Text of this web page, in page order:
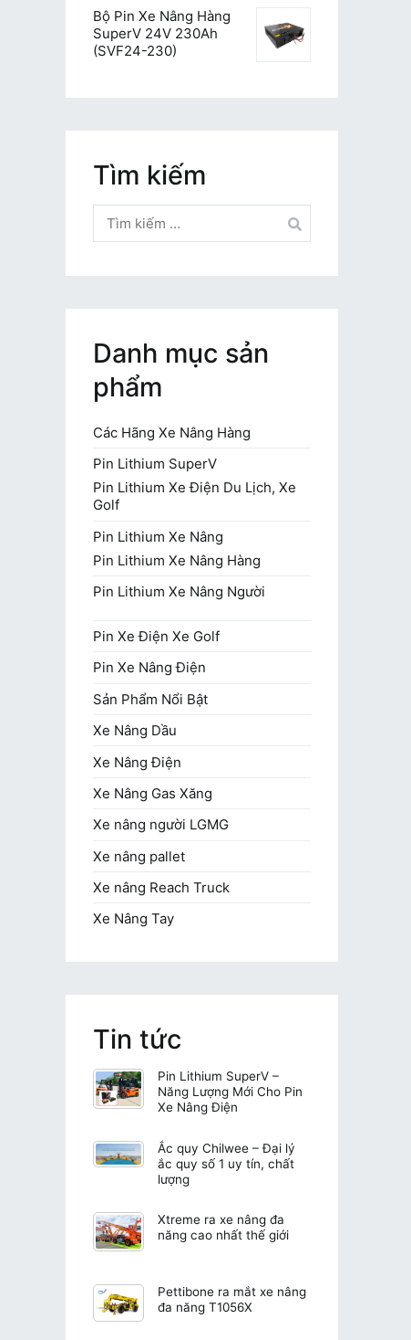
Bộ Pin Xe Nâng Hàng
SuperV 24V 230Ah
(SVF24-230)
Tìm kiếm
kiếm
cho:
Danh mục sản
phẩm
Các Hãng Xe Nâng Hàng
Pin Lithium SuperV
Pin Lithium Xe Điện Du Lịch, Xe
Golf
Pin Lithium Xe Nâng
Pin Lithium Xe Nâng Hàng
Pin Lithium Xe Nâng Người
Pin Xe Điện Xe Golf
Pin Xe Nâng Điện
Sản Phẩm Nổi Bật
Xe Nâng Dầu
Xe Nâng Điện
Xe Nâng Gas Xăng
Xe nâng người LGMG
Xe nâng pallet
Xe nâng Reach Truck
Xe Nâng Tay
Tin tức
Pin Lithium SuperV –
Năng Lượng Mới Cho Pin
Xe Nâng Điện
Ắc quy Chilwee – Đại lý
ắc quy số 1 uy tín, chất
lượng
Xtreme ra xe nâng đa
năng cao nhất thế giới
Pettibone ra mắt xe nâng
đa năng T1056X